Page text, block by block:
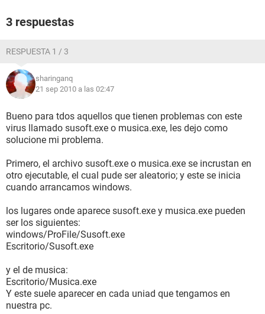
programas y me puso del asco el internet, simplemete
estropeo esta maquina nueva qe acababa de comprar hace
me han solucionado un problema en esta pagina, no me
saludos y muchas gracias!
3 respuestas
RESPUESTA 1 / 3
sharinganq
21 sep 2010 a las 02:47
Bueno para tdos aquellos que tienen problemas con este
virus llamado susoft.exe o musica.exe, les dejo como
solucione mi problema.
Primero, el archivo susoft.exe o musica.exe se incrustan en
otro ejecutable, el cual pude ser aleatorio; y este se inicia
cuando arrancamos windows.
los lugares onde aparece susoft.exe y musica.exe pueden
ser los siguientes:
windows/ProFile/Susoft.exe
Escritorio/Susoft.exe
y el de musica:
Escritorio/Musica.exe
Y este suele aparecer en cada uniad que tengamos en
nuestra pc.